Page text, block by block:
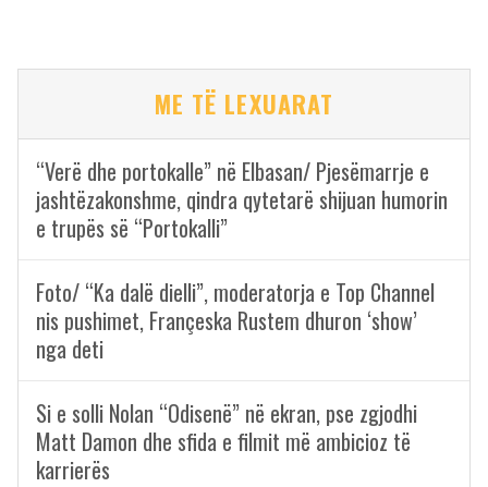
ME TË LEXUARAT
“Verë dhe portokalle” në Elbasan/ Pjesëmarrje e
jashtëzakonshme, qindra qytetarë shijuan humorin
e trupës së “Portokalli”
Foto/ “Ka dalë dielli”, moderatorja e Top Channel
nis pushimet, Françeska Rustem dhuron ‘show’
nga deti
Si e solli Nolan “Odisenë” në ekran, pse zgjodhi
Matt Damon dhe sfida e filmit më ambicioz të
karrierës